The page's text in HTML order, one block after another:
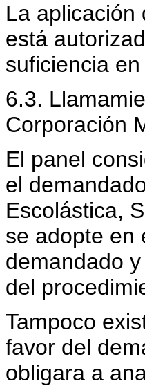
La aplicación
está
suficiencia
6.3.
Corporación
El panel
el
Escolástica,
se adopte en
demandado
del
Tampoco
favor del
obligara a